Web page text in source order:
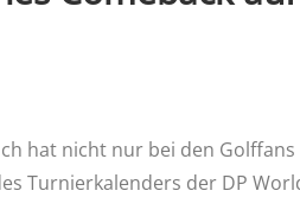
hat nicht nur bei den
Turnierkalenders der DP